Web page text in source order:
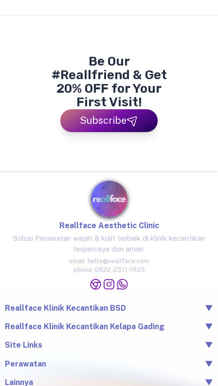
Be Our
#Reallfriend & Get
20% OFF for Your
First Visit!
Subscribe
Reallface Aesthetic Clinic
Solusi Perawatan wajah & kulit terbaik di klinik kecantikan
terpercaya dan aman.
email: hello@reallface.com
phone: 0822-2311-1923
Reallface Klinik Kecantikan BSD
▼
Banten 15345
0822-2311-1923
Reallface Klinik Kecantikan Kelapa Gading
▼
Gading, Jkt Utara, Daerah Khusus Ibukota Jakarta 14240
0813-1581-1448
Site Links
▼
Beranda
Perawatan
Perawatan
▼
Juvelook
Lainnya ▼